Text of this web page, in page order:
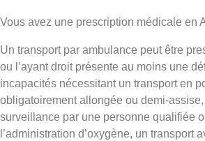
Vous avez une prescription médicale en
Un transport par ambulance peut être
ou l’ayant droit présente au moins une
incapacités nécessitant un transport en
obligatoirement allongée ou demi-
surveillance par une personne qualifiée
l’administration d’oxygène, un transport